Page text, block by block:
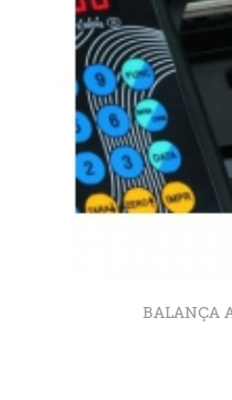
BALANÇA